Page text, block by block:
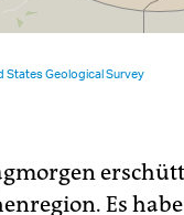
Es